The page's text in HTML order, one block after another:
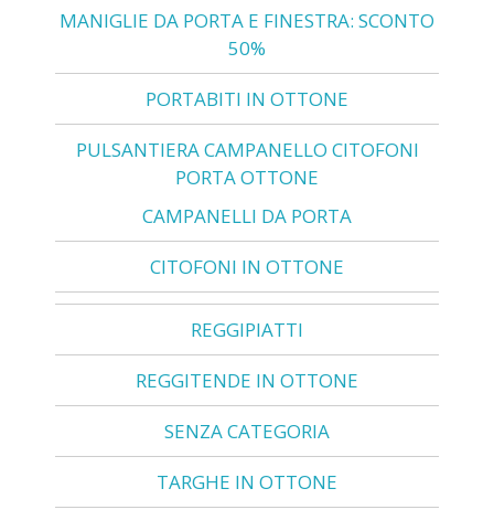
MANIGLIE DA PORTA E FINESTRA: SCONTO
50%
PORTABITI IN OTTONE
PULSANTIERA CAMPANELLO CITOFONI
PORTA OTTONE
CAMPANELLI DA PORTA
CITOFONI IN OTTONE
REGGIPIATTI
REGGITENDE IN OTTONE
SENZA CATEGORIA
TARGHE IN OTTONE